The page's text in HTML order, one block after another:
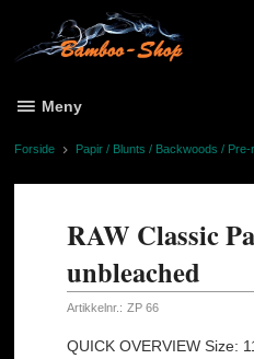
innholdet
Meny
Forside Papir / Blunts / Backwoods / Pre-
RAW Classic
unbleached
Artikkelnr.: ZP 66
QUICK OVERVIEW Size: